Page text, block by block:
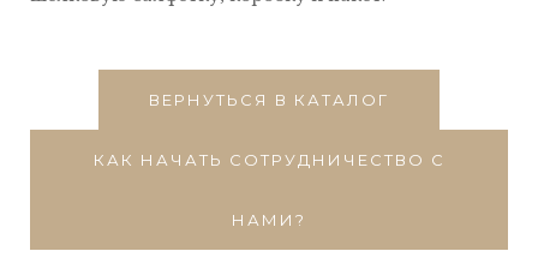
ВЕРНУТЬСЯ В КАТАЛОГ
КАК НАЧАТЬ СОТРУДНИЧЕСТВО С
НАМИ?